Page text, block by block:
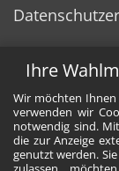
Ihre
Wir möchten Ihnen
verwenden wir
notwendig sind.
die zur Anzeige
genutzt werden.